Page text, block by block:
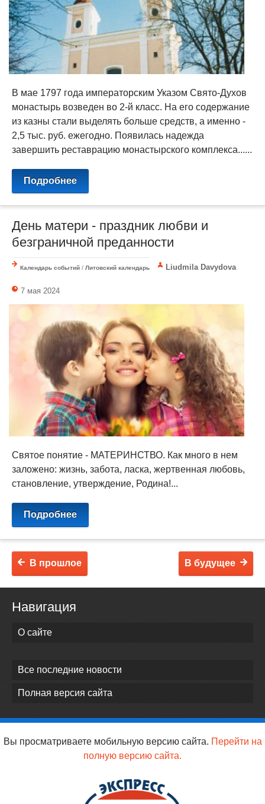
В мае 1797 года императорским Указом Свято-Духов
монастырь возведен во 2-й класс. На его содержание
из казны стали выделять больше средств, а именно -
2,5 тыс. руб. ежегодно. Появилась надежда
завершить реставрацию монастырского комплекса......
Подробнее
День матери - праздник любви и
безграничной преданности
Календарь событий / Литовский календарь Liudmila Davydova
7 мая 2024
Святое понятие - МАТЕРИНСТВО. Как много в нем
заложено: жизнь, забота, ласка, жертвенная любовь,
становление, утверждение, Родина!...
Подробнее
В будущее
В прошлое
Навигация
О сайте
Все последние новости
Полная версия сайта
Вы просматриваете мобильную версию сайта. Перейти на
полную версию сайта.